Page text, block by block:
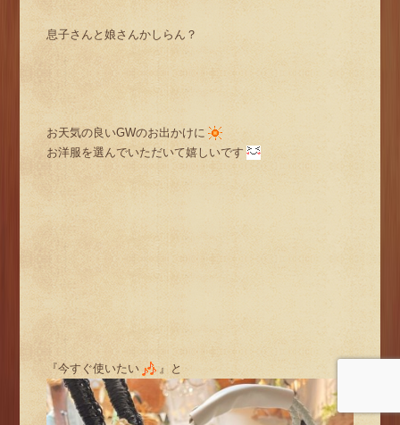
息子さんと娘さんかしらん？
お天気の良いGWのお出かけに
お洋服を選んでいただいて嬉しいです
『今すぐ使いたい 』と